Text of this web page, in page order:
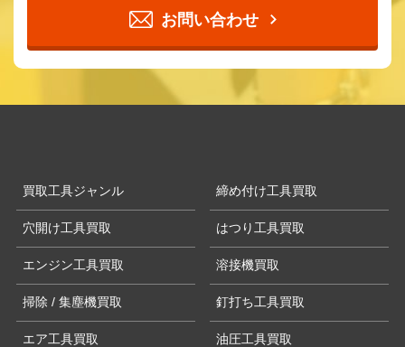
お問い合わせ
買取工具ジャンル 締め付け工具買取
穴開け工具買取 はつり工具買取
エンジン工具買取 溶接機買取
掃除 / 集塵機買取 釘打ち工具買取
エア工具買取 油圧工具買取